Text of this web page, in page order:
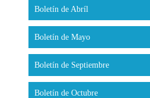
Boletín de Abríl
Boletín de Mayo
Boletín de Septiembre
Boletín de Octubre